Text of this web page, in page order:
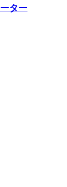
ター